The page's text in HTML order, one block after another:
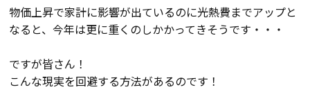
断熱・気密性能と快適性
長期優良住宅
物価上昇で家計に影響が出ているのに光熱費までアップと
なると、今年は更に重くのしかかってきそうです・・・
ですが皆さん！
こんな現実を回避する方法があるのです！